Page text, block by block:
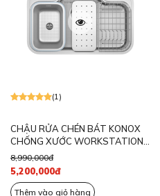
(1)
CHẬU RỬA CHÉN BÁT KONOX
CHỐNG XƯỚC WORKSTATION
SINK DEKOR 8048SU
8,990,000đ
5,200,000đ
Thêm vào giỏ hàng